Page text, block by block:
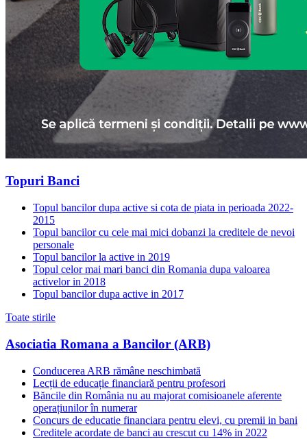
Topuri Banci
Topul bancilor dupa active si cota de piata in perioada 2022-
2015
Topul bancilor cu cele mai mici dobanzi la creditele de nevoi
personale
Topul bancilor la active in 2019
Topul celor mai mari banci din Romania dupa valoarea
activelor in 2018
Topul bancilor dupa active in 2017
Toate stirile
Asociatia Romana a Bancilor (ARB)
Conducerea ARB rămâne neschimbată
Lecții de educație financiară pentru profesori
Băncile din România nu au majorat comisioanele aferente
operațiunilor în numerar
Concurs de educatie financiara pentru elevi, cu premii in bani
Creditele acordate de banci au crescut cu 14% in 2022